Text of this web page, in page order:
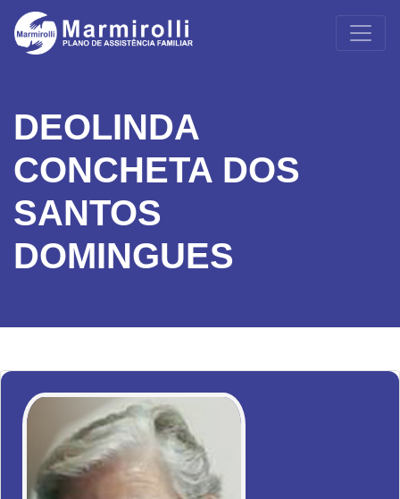
DEOLINDA
CONCHETA DOS
SANTOS
DOMINGUES